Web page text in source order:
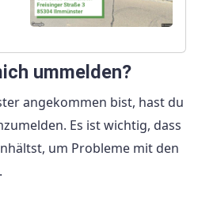
ummelden?
angekommen bist, hast du
Es ist wichtig, dass
um Probleme mit den